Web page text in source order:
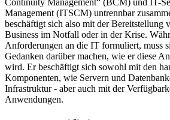
Management (ITSCM) untrennbar
beschäftigt sich also mit der Bereitstellung
Business im Notfall oder in der Krise.
Anforderungen an die IT formuliert, muss
Gedanken darüber machen, wie er diese
wird. Er beschäftigt sich sowohl mit den
Komponenten, wie Servern und
Infrastruktur - aber auch mit der
Anwendungen.